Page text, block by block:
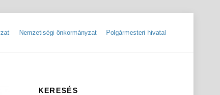
Nemzetiségi önkormányzat Polgármesteri hivatal
KERESÉS